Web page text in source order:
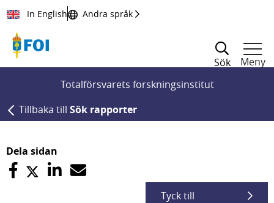
Till innehållet
In English Andra språk
Sök
Meny
Totalförsvarets forskningsinstitut
Tillbaka till Sök rapporter
Dela sidan
Tyck till